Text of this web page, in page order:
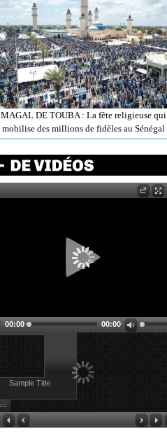
MAGAL DE TOUBA : La fête religieuse qui
mobilise des millions de fidèles au Sénégal
00:00 00:00
Sample Title